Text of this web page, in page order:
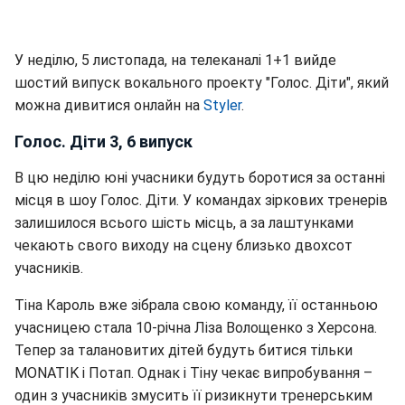
У неділю, 5 листопада, на телеканалі 1+1 вийде
шостий випуск вокального проекту "Голос. Діти", який
можна дивитися онлайн на Styler.
Голос. Діти 3, 6 випуск
В цю неділю юні учасники будуть боротися за останні
місця в шоу Голос. Діти. У командах зіркових тренерів
залишилося всього шість місць, а за лаштунками
чекають свого виходу на сцену близько двохсот
учасників.
Тіна Кароль вже зібрала свою команду, її останньою
учасницею стала 10-річна Ліза Волощенко з Херсона.
Тепер за талановитих дітей будуть битися тільки
MONATIK і Потап. Однак і Тіну чекає випробування –
один з учасників змусить її ризикнути тренерським